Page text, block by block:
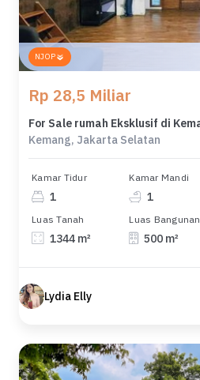
NJOP
Rp 28,5 Miliar
Kemang, Jakarta Selatan
Kamar Tidur
1
Kamar Mandi
1
Luas Tanah
1344 m²
Luas Bangunan
500 m²
Lydia Elly